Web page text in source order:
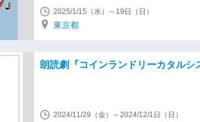
2025/1/15（水）～19日（日）
東京都
朗読劇『コインランドリーカタルシ
2024/11/29（金）～2024/12/1日（日）